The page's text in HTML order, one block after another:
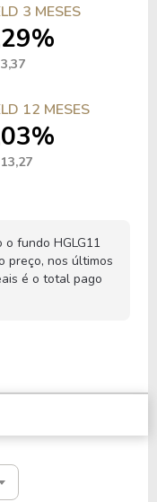
3 MESES
12 MESES
fundo HGLG11
preço, nos últimos
é o total pago